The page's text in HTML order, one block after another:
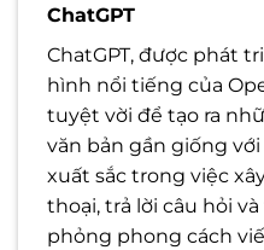
ChatGPT
ChatGPT, được phát
hình nổi tiếng của
tuyệt vời để tạo ra
văn bản gần giống với
xuất sắc trong việc
thoại, trả lời câu hỏi
phỏng phong cách